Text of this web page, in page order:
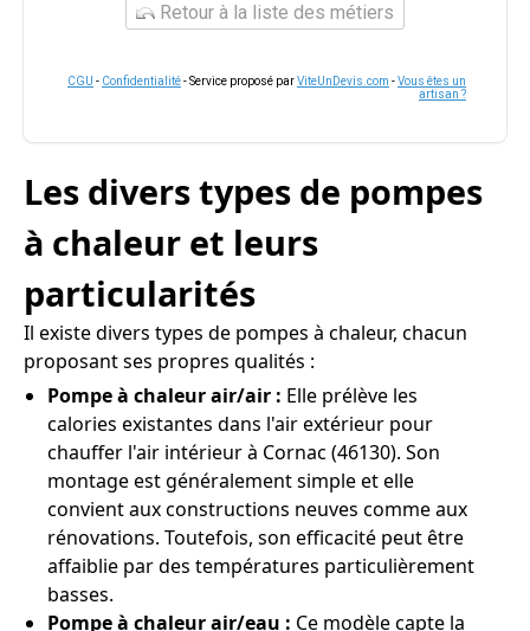
Retour à la liste des métiers
CGU - Confidentialité- Service proposé parViteUnDevis.com -Vous êtes un
artisan ?
Les divers types de pompes
à chaleur et leurs
particularités
Il existe divers types de pompes à chaleur, chacun
proposant ses propres qualités :
Pompe à chaleur air/air : Elle prélève les
calories existantes dans l'air extérieur pour
chauffer l'air intérieur à Cornac (46130). Son
montage est généralement simple et elle
convient aux constructions neuves comme aux
rénovations. Toutefois, son efficacité peut être
affaiblie par des températures particulièrement
basses.
Pompe à chaleur air/eau : Ce modèle capte la